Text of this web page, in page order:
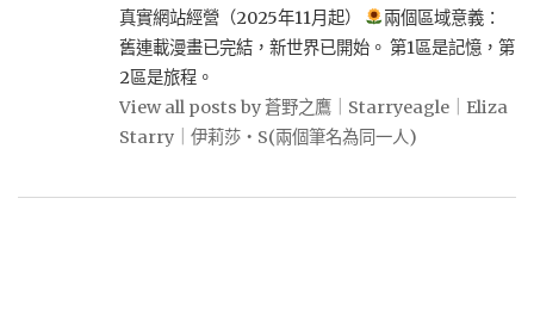
真實網站經營（2025年11月起）
兩個區域意義：
舊連載漫畫已完結，新世界已開始。 第1區是記憶，第
2區是旅程。
View all posts by 蒼野之鷹｜Starryeagle｜Eliza
Starry｜伊莉莎・S(兩個筆名為同一人)